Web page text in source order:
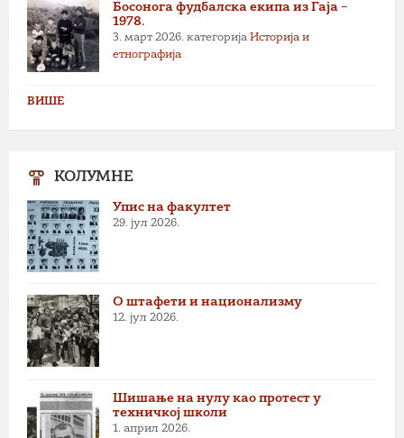
Босонога фудбалска екипа из Гаја –
1978.
3. март 2026. категорија Историја и
етнографија
ВИШЕ
КОЛУМНЕ
Упис на факултет
29. јул 2026.
О штафети и национализму
12. јул 2026.
Шишање на нулу као протест у
техничкој школи
1. април 2026.